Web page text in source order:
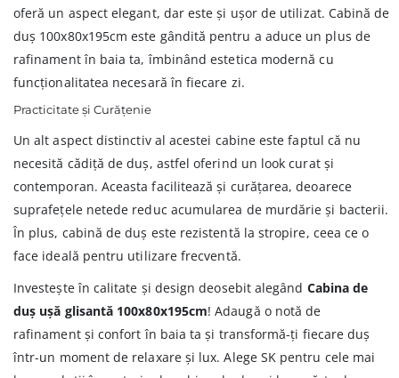
oferă un aspect elegant, dar este și ușor de utilizat. Cabină de
duș 100x80x195cm este gândită pentru a aduce un plus de
rafinament în baia ta, îmbinând estetica modernă cu
funcționalitatea necesară în fiecare zi.
Practicitate și Curățenie
Un alt aspect distinctiv al acestei cabine este faptul că nu
necesită cădiță de duș, astfel oferind un look curat și
contemporan. Aceasta facilitează și curățarea, deoarece
suprafețele netede reduc acumularea de murdărie și bacterii.
În plus, cabină de duș este rezistentă la stropire, ceea ce o
face ideală pentru utilizare frecventă.
Investește în calitate și design deosebit alegând Cabina de
duș ușă glisantă 100x80x195cm! Adaugă o notă de
rafinament și confort în baia ta și transformă-ți fiecare duș
într-un moment de relaxare și lux. Alege SK pentru cele mai